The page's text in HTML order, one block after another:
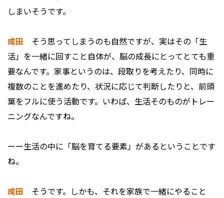
しまいそうです。
成田 そう思ってしまうのも自然ですが、実はその「生
活」を一緒に回すこと自体が、脳の成長にとってとても重
要なんです。家事というのは、段取りを考えたり、同時に
複数のことを進めたり、状況に応じて判断したりと、前頭
葉をフルに使う活動です。いわば、生活そのものがトレー
ニングなんですね。
ーー生活の中に「脳を育てる要素」があるということです
ね。
成田 そうです。しかも、それを家族で一緒にやること